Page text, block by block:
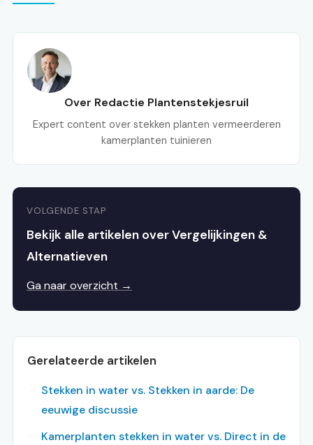
Over Redactie Plantenstekjesruil
Expert content over stekken planten vermeerderen
kamerplanten tuinieren
VOLGENDE STAP
Bekijk alle artikelen over Vergelijkingen &
Alternatieven
Ga naar overzicht →
Gerelateerde artikelen
Stekken in water vs. Stekken in aarde: De
eeuwige discussie
Kamerplanten stekken in water vs. Direct in de